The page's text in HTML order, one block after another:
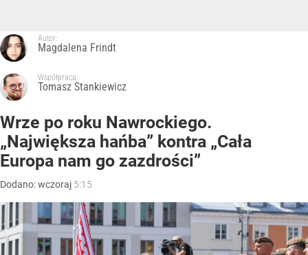
Autor:
Magdalena Frindt
Współpraca:
Tomasz Stankiewicz
Wrze po roku Nawrockiego.
„Największa hańba” kontra „Cała
Europa nam go zazdrości”
Dodano:wczoraj 5:15